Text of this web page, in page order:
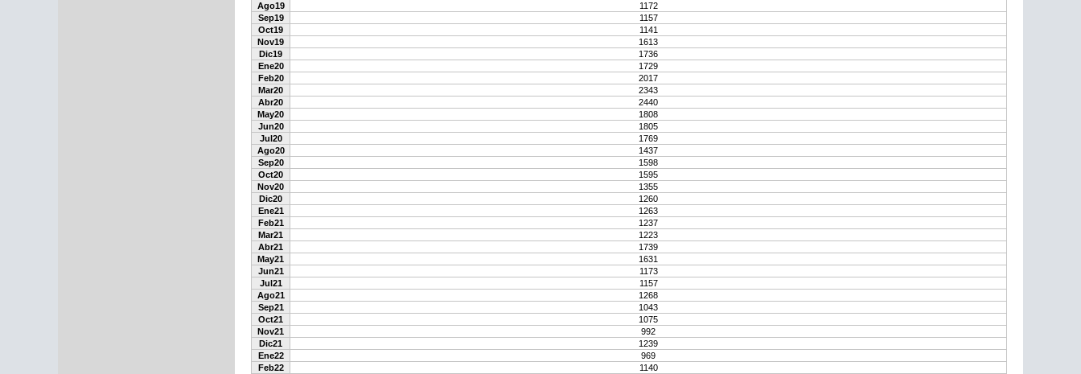
Ago19
1172
Sep19
1157
Oct19
1141
Nov19
1613
Dic19
1736
Ene20
1729
Feb20
2017
Mar20
2343
Abr20
2440
May20
1808
Jun20
1805
Jul20
1769
Ago20
1437
Sep20
1598
Oct20
1595
Nov20
1355
Dic20
1260
Ene21
1263
Feb21
1237
Mar21
1223
Abr21
1739
May21
1631
Jun21
1173
Jul21
1157
Ago21
1268
Sep21
1043
Oct21
1075
Nov21
992
Dic21
1239
Ene22
969
Feb22
1140